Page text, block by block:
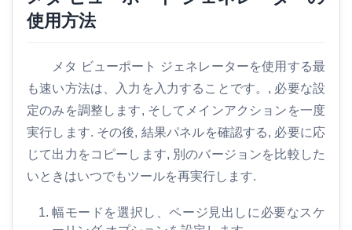
使用方法
メタ ビューポート ジェネレーターを使用する最
も速い方法は、入力を入力することです。, 必要な設
定のみを調整します, そしてメインアクションを一度
実行します. その後, 結果パネルを確認する, 必要に応
じて出力をコピーします, 別のバージョンを比較した
いときはいつでもツールを再実行します.
幅モードを選択し、ページ見出しに必要なスケ